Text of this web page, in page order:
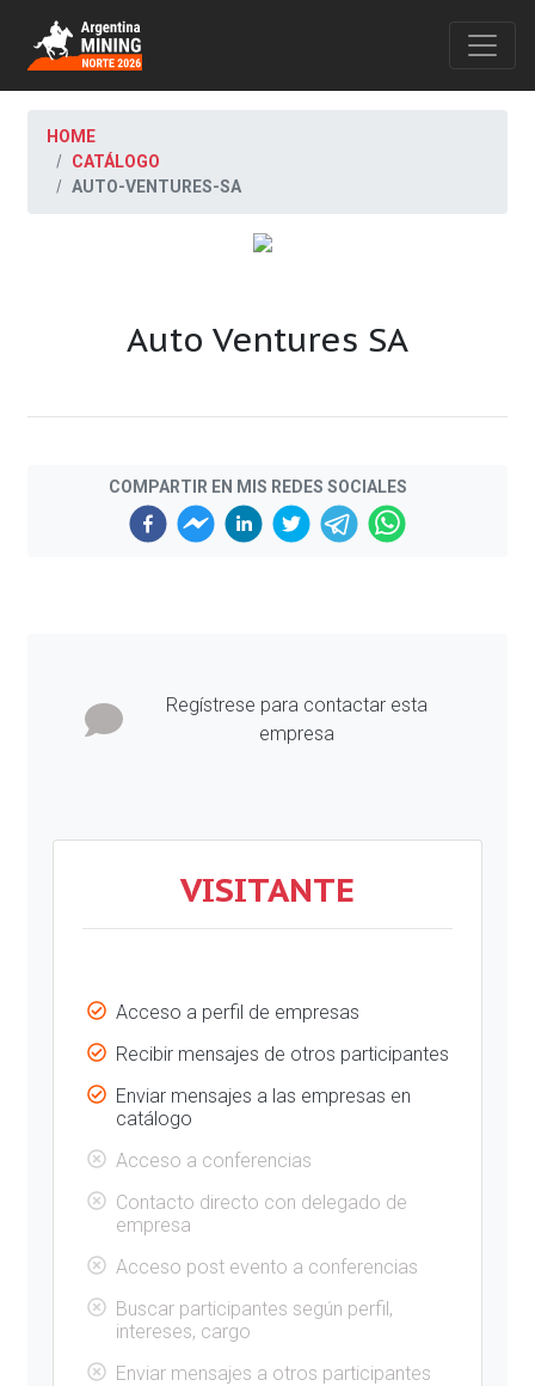
HOME
CATÁLOGO
AUTO-VENTURES-SA
Auto Ventures SA
COMPARTIR EN MIS REDES SOCIALES
Regístrese para contactar esta
empresa
VISITANTE
Acceso a perfil de empresas
Recibir mensajes de otros participantes
Enviar mensajes a las empresas en
catálogo
Acceso a conferencias
Contacto directo con delegado de
empresa
Acceso post evento a conferencias
Buscar participantes según perfil,
intereses, cargo
Enviar mensajes a otros participantes